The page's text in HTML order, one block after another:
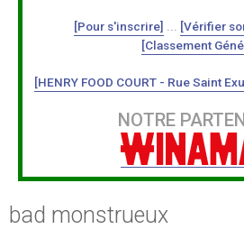
[Pour s'inscrire] [Vérifier
[Classement
[HENRY FOOD COURT - Rue Saint
NOTRE
bad monstrueux